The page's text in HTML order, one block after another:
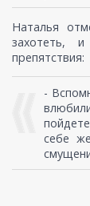
Наталья
захотеть,
препятствия:
-
себе